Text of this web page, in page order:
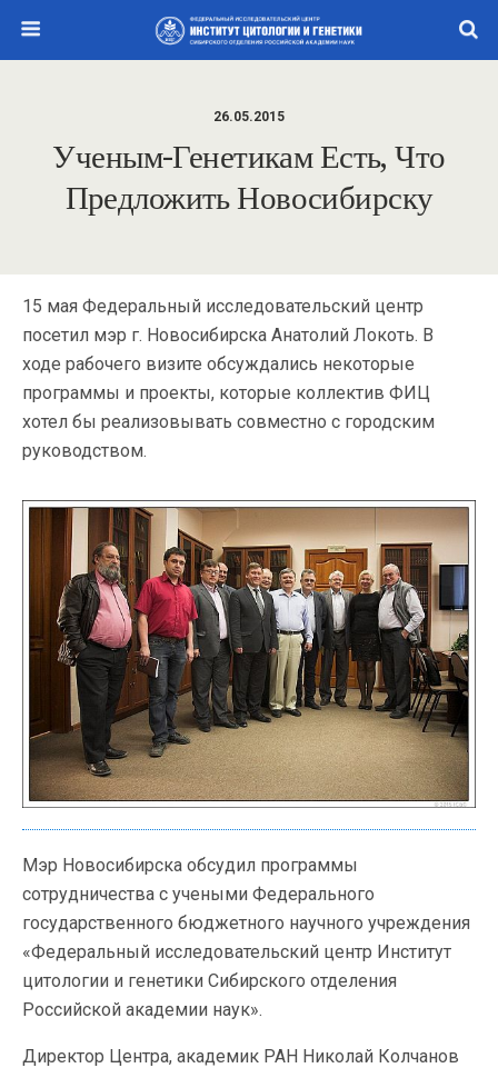
26.05.2015
Ученым-Генетикам Есть, Что
Предложить Новосибирску
15 мая Федеральный исследовательский центр
посетил мэр г. Новосибирска Анатолий Локоть. В
ходе рабочего визите обсуждались некоторые
программы и проекты, которые коллектив ФИЦ
хотел бы реализовывать совместно с городским
руководством.
Мэр Новосибирска обсудил программы
сотрудничества с учеными Федерального
государственного бюджетного научного учреждения
«Федеральный исследовательский центр Институт
цитологии и генетики Сибирского отделения
Российской академии наук».
Директор Центра, академик РАН Николай Колчанов